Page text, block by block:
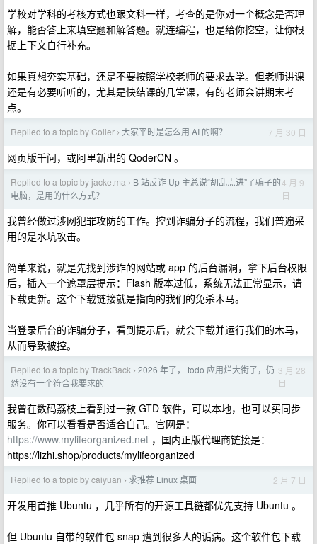
学校对学科的考核方式也跟文科一样，考查的是你对一个概念是否理
解，能否答上来填空题和解答题。就连编程，也是给你挖空，让你根
据上下文自行补充。
如果真想夯实基础，还是不要按照学校老师的要求去学。但老师讲课
还是有必要听听的，尤其是快结课的几堂课，有的老师会讲期末考
点。
Replied to a topic by Coller › 大家平时是怎么用 AI 的啊？ 7 月 30 日
网页版千问，或阿里新出的 QoderCN 。
Replied to a topic by jacketma › B 站反诈 Up 主总说“胡乱点进”了骗子的
电脑，是用的什么方式？
4 月 9
日
我曾经做过涉网犯罪攻防的工作。控到诈骗分子的流程，我们普遍采
用的是水坑攻击。
简单来说，就是先找到涉诈的网站或 app 的后台漏洞，拿下后台权限
后，插入一个遮罩层提示：Flash 版本过低，系统无法正常显示，请
下载更新。这个下载链接就是指向的我们的免杀木马。
当登录后台的诈骗分子，看到提示后，就会下载并运行我们的木马，
从而导致被控。
Replied to a topic by TrackBack › 2026 年了， todo 应用烂大街了，仍
然没有一个符合我要求的
3 月 28
日
我曾在数码荔枝上看到过一款 GTD 软件，可以本地，也可以买同步
服务。你可以看看是否适合自己。官网是：
https://www.mylifeorganized.net ，国内正版代理商链接是：
https://lizhi.shop/products/mylifeorganized
Replied to a topic by caiyuan › 求推荐 Linux 桌面 2 月 7 日
开发用首推 Ubuntu ，几乎所有的开源工具链都优先支持 Ubuntu 。
但 Ubuntu 自带的软件包 snap 遭到很多人的诟病。这个软件包下载